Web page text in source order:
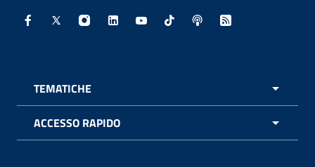
Facebook - Sito esterno - Apertura in nuova finestra
X - Sito esterno - Apertura in nuova finestra
Instagram - Sito esterno - Apertura in
Linkedin - Sito esterno - Apertura in
Youtube - Sito esterno -
TikTok - Sito esterno -
Spreaker - Sito
Feed RSS -
TEMATICHE
ACCESSO RAPIDO